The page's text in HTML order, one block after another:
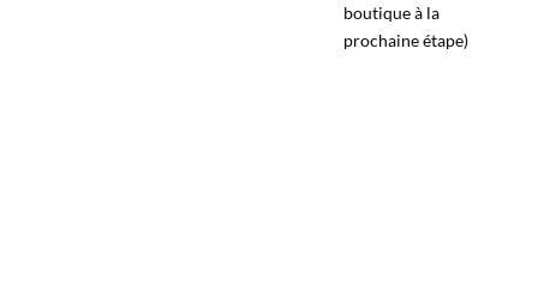
boutique à la
prochaine étape)